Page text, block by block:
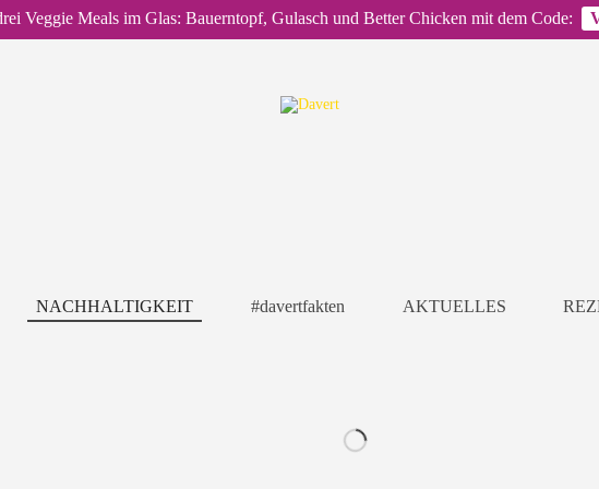
Veggie Meals im Glas: Bauerntopf, Gulasch und Better Chicken mit dem Code:
NACHHALTIGKEIT #davertfakten AKTUELLES